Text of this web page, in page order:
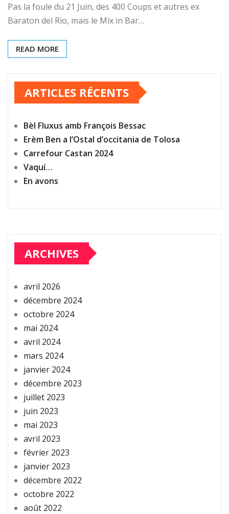
Pas la foule du 21 Juin, des 400 Coups et autres ex
Baraton del Rio, mais le Mix in Bar…
READ MORE
ARTICLES RÉCENTS
Bèl Fluxus amb François Bessac
Erèm Ben a l’Ostal d’occitania de Tolosa
Carrefour Castan 2024
Vaquí…
En avons
ARCHIVES
avril 2026
décembre 2024
octobre 2024
mai 2024
avril 2024
mars 2024
janvier 2024
décembre 2023
juillet 2023
juin 2023
mai 2023
avril 2023
février 2023
janvier 2023
décembre 2022
octobre 2022
août 2022